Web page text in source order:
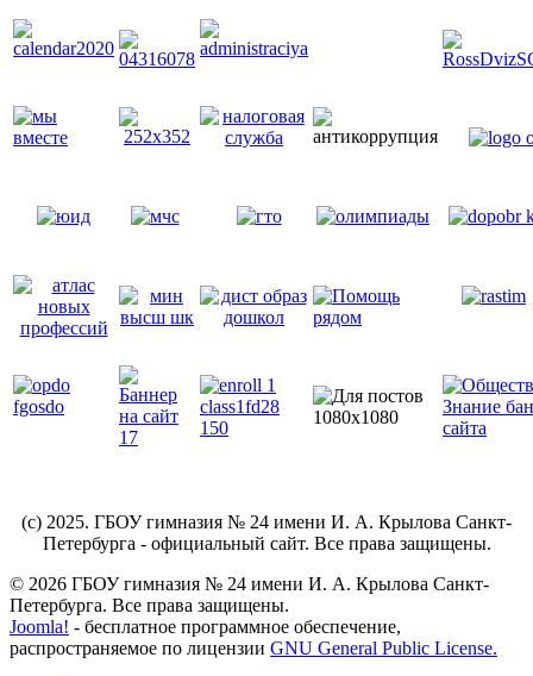
(c) 2025. ГБОУ гимназия № 24 имени И. А. Крылова Санкт-
Петербурга - официальный сайт. Все права защищены.
© 2026 ГБОУ гимназия № 24 имени И. А. Крылова Санкт-
Петербурга. Все права защищены.
Joomla! - бесплатное программное обеспечение,
распространяемое по лицензии GNU General Public License.